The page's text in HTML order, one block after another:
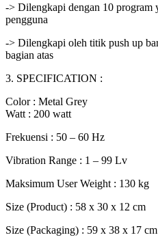
-> Dilengkapi dengan 10 program
pengguna
-> Dilengkapi oleh titik push up
bagian atas
3. SPECIFICATION :
Color : Metal Grey
Watt : 200 watt
Frekuensi : 50 – 60 Hz
Vibration Range : 1 – 99 Lv
Maksimum User Weight : 130 kg
Size (Product) : 58 x 30 x 12 cm
Size (Packaging) : 59 x 38 x 17 cm